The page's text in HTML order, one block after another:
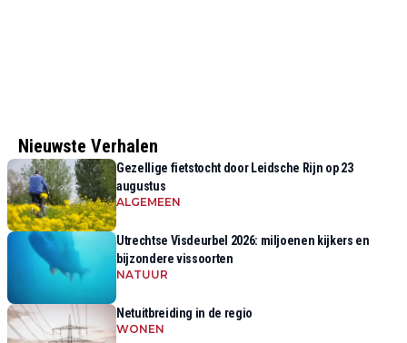
Nieuwste Verhalen
Gezellige fietstocht door Leidsche Rijn op 23
augustus
ALGEMEEN
Utrechtse Visdeurbel 2026: miljoenen kijkers en
bijzondere vissoorten
NATUUR
Netuitbreiding in de regio
WONEN